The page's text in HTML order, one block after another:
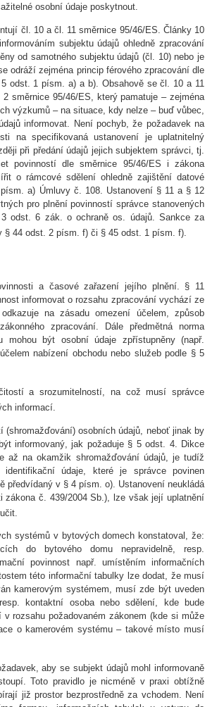
osobní údaje poskytnout.
čl. 10 a čl. 11 směrnice 95/46/ES. Články 10
subjektu údajů ohledně zpracování
od samotného subjektu údajů (čl. 10) nebo je
odráží zejména princip férového zpracování dle
odst. 1 písm. a) a b). Obsahově se čl. 10 a 11
směrnice 95/46/ES, který pamatuje – zejména
výzkumů – na situace, kdy nelze – buď vůbec,
informovat. Není pochyb, že požadavek na
na specifikovaná ustanovení je uplatnitelný
při předání údajů jejich subjektem správci, tj.
povinností dle směrnice 95/46/ES i zákona
o rámcové sdělení ohledně zajištění datové
a) Úmluvy č. 108. Ustanovení § 11 a § 12
pro plnění povinností správce stanovených
odst. 6 zák. o ochraně os. údajů. Sankce za
44 odst. 2 písm. f) či § 45 odst. 1 písm. f).
a časové zařazení jejího plnění. § 11
informovat o rozsahu zpracování vychází ze
na zásadu omezení účelem, způsob
zpracování. Dále předmětná norma
mohou být osobní údaje zpřístupněny (např.
nabízení obchodu nebo služeb podle § 5
a srozumitelností, na což musí správce
informací.
(shromažďování) osobních údajů, neboť jinak by
informovaný, jak požaduje § 5 odst. 4. Dikce
až na okamžik shromažďování údajů, je tudíž
údaje, které je správce povinen
předvídaný v § 4 písm. o). Ustanovení neukládá
zákona č. 439/2004 Sb.), lze však její uplatnění
systémů v bytových domech konstatoval, že:
do bytového domu nepravidelně, resp.
povinnost např. umístěním informačních
této informační tabulky lze dodat, že musí
kamerovým systémem, musí zde být uveden
kontaktní osoba nebo sdělení, kde bude
rozsahu požadovaném zákonem (kde si může
o kamerovém systému – takové místo musí
aby se subjekt údajů mohl informovaně
Toto pravidlo je nicméně v praxi obtížně
již prostor bezprostředně za vchodem. Není